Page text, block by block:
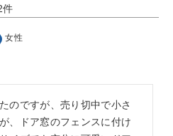
女性
のですが、売り切中で小さ
、ドア窓のフェンスに付け